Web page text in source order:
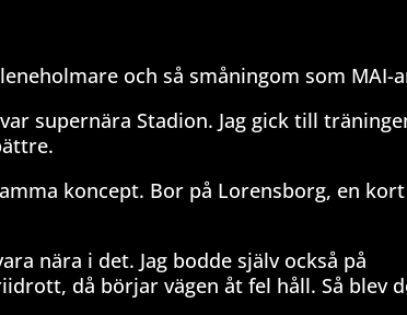
och så småningom som MAI-
supernära Stadion. Jag gick till
koncept. Bor på Lorensborg, en kort
nära i det. Jag bodde själv också på
då börjar vägen åt fel håll. Så blev